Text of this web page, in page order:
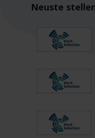
Neuste